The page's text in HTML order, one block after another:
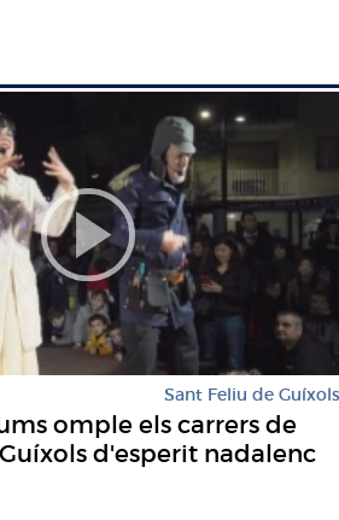
Sant Feliu de Guíxols
omple els carrers de
d'esperit nadalenc